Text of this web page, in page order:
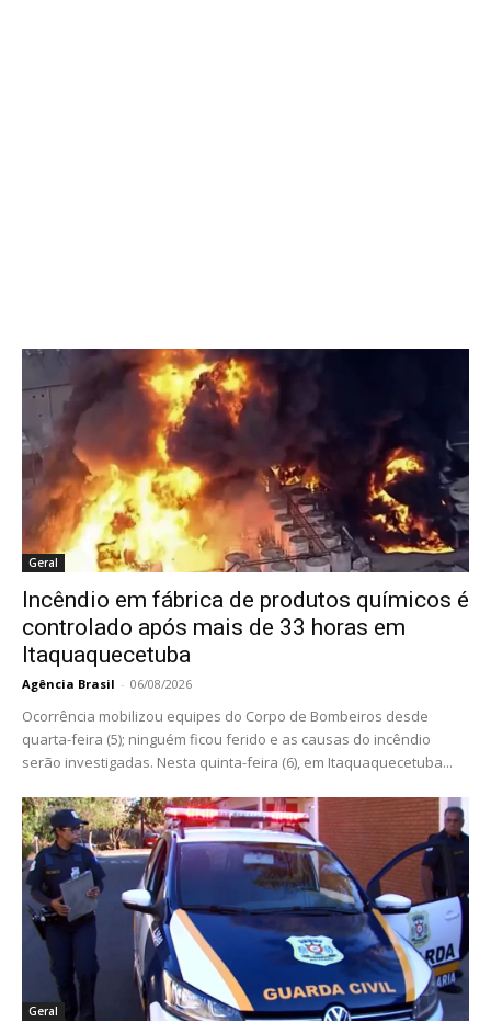
Geral
Incêndio em fábrica de produtos químicos é
controlado após mais de 33 horas em
Itaquaquecetuba
Agência Brasil - 06/08/2026
Ocorrência mobilizou equipes do Corpo de Bombeiros desde
quarta-feira (5); ninguém ficou ferido e as causas do incêndio
serão investigadas. Nesta quinta-feira (6), em Itaquaquecetuba...
Geral